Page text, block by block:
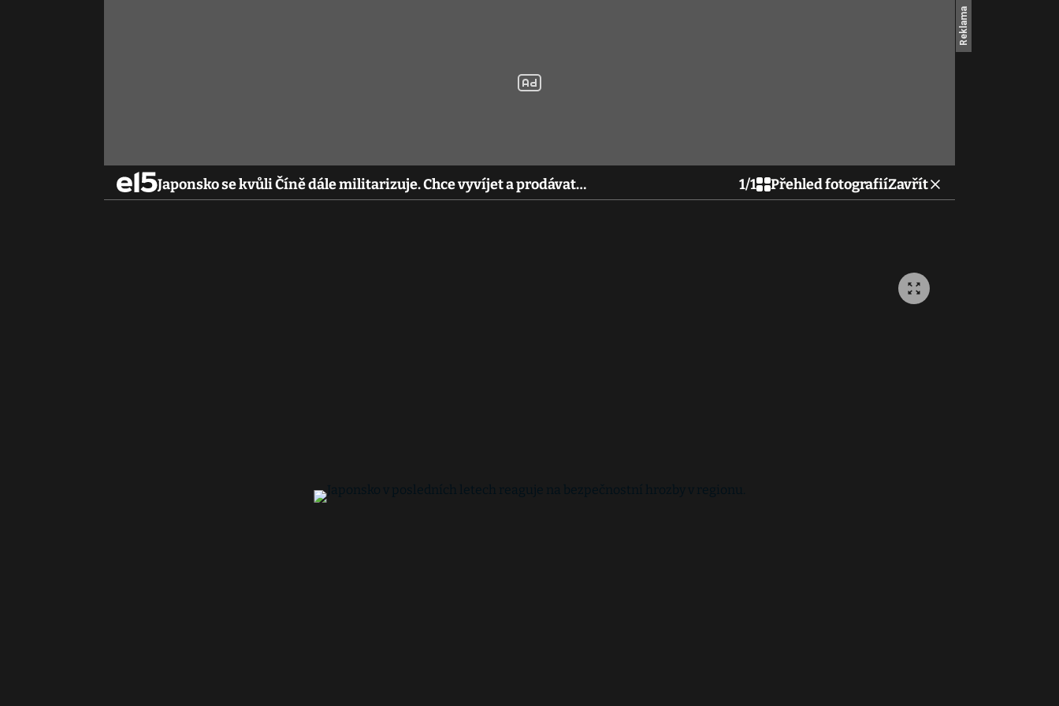
Japonsko se kvůli Číně dále militarizuje. Chce vyvíjet a prodávat… 1/1 Přehled fotografiíZavřít